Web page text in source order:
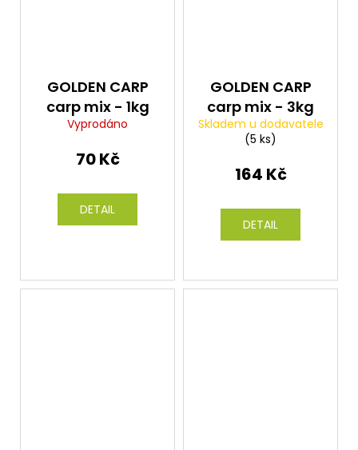
GOLDEN CARP
carp mix - 1kg
Vyprodáno
70 Kč
DETAIL
GOLDEN CARP
carp mix - 3kg
Skladem u dodavatele
(5 ks)
164 Kč
DETAIL